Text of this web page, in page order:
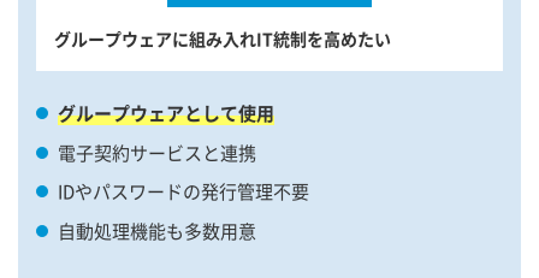
グループウェアに組み入れIT統制を高めたい
グループウェアとして使用
電子契約サービスと連携
IDやパスワードの発行管理不要
自動処理機能も多数用意